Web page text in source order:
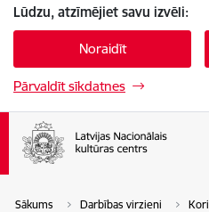
Lūdzu, atzīmējiet savu izvēli:
Noraidīt
Pārvaldīt sīkdatnes
Sākums Darbības virzieni Kori